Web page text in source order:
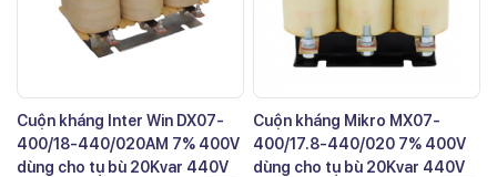
Cuộn kháng Inter Win DX07-
400/18-440/020AM 7% 400V
dùng cho tụ bù 20Kvar 440V
Cuộn kháng Mikro MX07-
400/17.8-440/020 7% 400V
dùng cho tụ bù 20Kvar 440V